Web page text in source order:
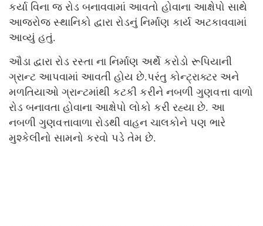
કર્યા વિના જ રોડ બનાવવામાં આવતો હોવાના આક્ષેપો સાથે
આજરોજ સ્થાનિકો દ્વારા રોડનું નિર્માણ કાર્ય અટકાવવામાં
આવ્યું હતું.
ઔડા દ્વારા રોડ રસ્તા ના નિર્માણ અર્થે કરોડો રૂપિયાની
ગ્રાન્ટ આપવામાં આવતી હોય છે.પરંતુ કોન્ટ્રાક્ટર અને
મળતિયાઓ ગ્રાન્ટમાંથી કટકી કરીને નબળી ગુણવત્તા વાળો
રોડ બનાવતા હોવાના આક્ષેપો લોકો કરી રહ્યા છે. આ
નબળી ગુણવત્તાવાળા રોડથી વાહન ચાલકોને પણ ભારે
મુશ્કેલીનો સામનો કરવો પડે તેમ છે.